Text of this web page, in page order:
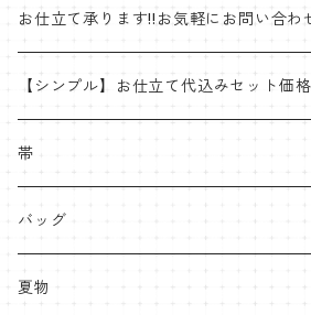
帯
ゴブラン織名古屋帯
半巾帯
着物
羽織
お仕立て承ります!!お気軽にお問い合わ
【シンプル】お仕立て代込みセット価格
着物
片貝木綿
紬
帯
八寸名古屋
帯
名古屋帯・京袋帯
ミンサー
半幅帯
バッグ
受注生産やOEMも承ります
夏物